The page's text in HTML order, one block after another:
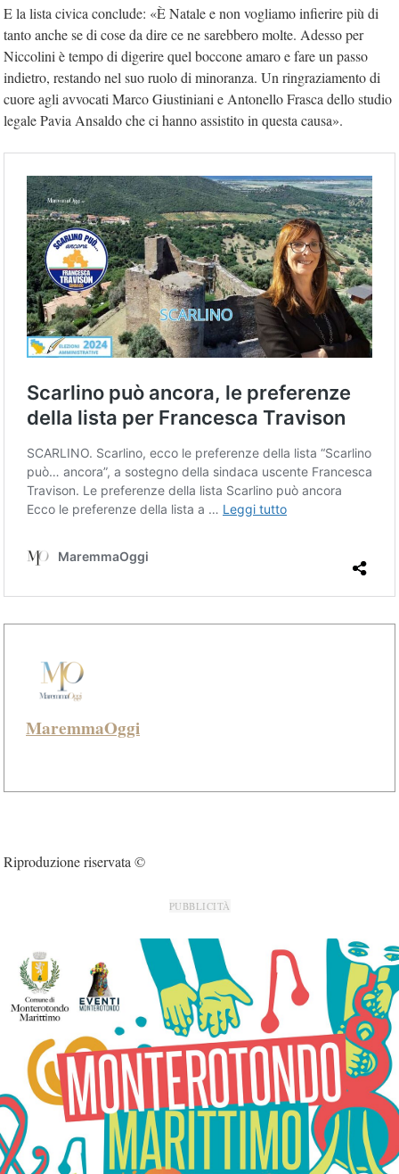
E la lista civica conclude: «È Natale e non vogliamo infierire più di
tanto anche se di cose da dire ce ne sarebbero molte. Adesso per
Niccolini è tempo di digerire quel boccone amaro e fare un passo
indietro, restando nel suo ruolo di minoranza. Un ringraziamento di
cuore agli avvocati Marco Giustiniani e Antonello Frasca dello studio
legale Pavia Ansaldo che ci hanno assistito in questa causa».
MaremmaOggi
Riproduzione riservata ©
PUBBLICITÀ